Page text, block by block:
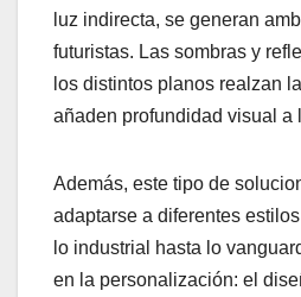
luz indirecta, se generan
futuristas. Las sombras y
los distintos planos realzan
añaden profundidad visual a
Además, este tipo de
adaptarse a diferentes
lo industrial hasta lo
en la personalización: el